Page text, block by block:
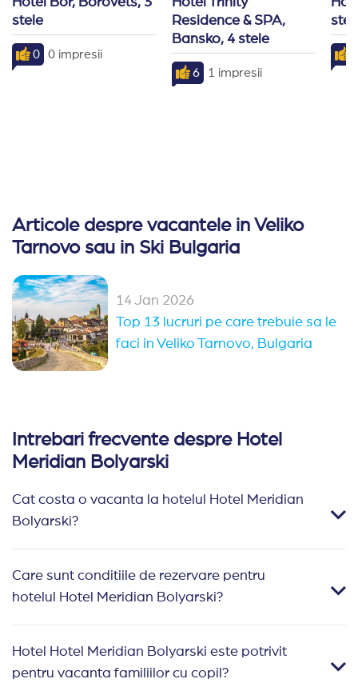
stele
0 0 impresii
Residence & SPA,
Bansko, 4 stele
6 1 impresii
Articole despre vacantele in Veliko
Tarnovo sau in Ski Bulgaria
14 Jan 2026
Top 13 lucruri pe care trebuie sa le
faci in Veliko Tarnovo, Bulgaria
Intrebari frecvente despre Hotel
Meridian Bolyarski
Cat costa o vacanta la hotelul Hotel Meridian
Bolyarski?
Care sunt conditiile de rezervare pentru
hotelul Hotel Meridian Bolyarski?
Hotel Hotel Meridian Bolyarski este potrivit
pentru vacanta familiilor cu copil?